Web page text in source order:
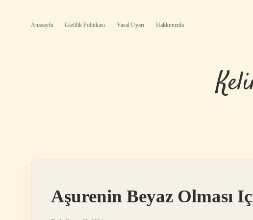
Anasayfa Gizlilik Politikası Yasal Uyarı Hakkımızda
Aşurenin Beyaz Olması